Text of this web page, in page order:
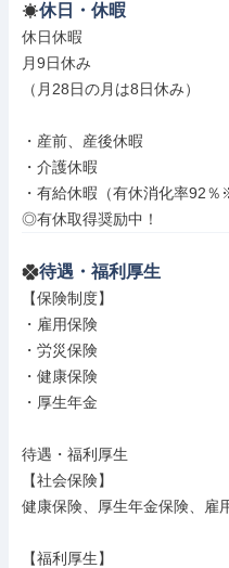
休日・休暇
休日休暇
月9日休み
（月28日の月は8日休み）
・産前、産後休暇
・介護休暇
・有給休暇（有休消化率92％
◎有休取得奨励中！
待遇・福利厚生
【保険制度】
・雇用保険
・労災保険
・健康保険
・厚生年金
待遇・福利厚生
【社会保険】
健康保険、厚生年金保険、雇
【福利厚生】